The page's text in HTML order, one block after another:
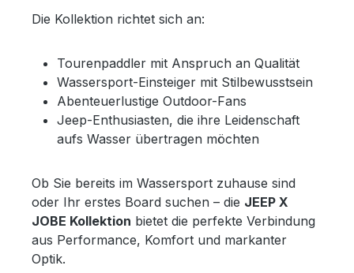
Die Kollektion richtet sich an:
Tourenpaddler mit Anspruch an Qualität
Wassersport-Einsteiger mit Stilbewusstsein
Abenteuerlustige Outdoor-Fans
Jeep-Enthusiasten, die ihre Leidenschaft
aufs Wasser übertragen möchten
Ob Sie bereits im Wassersport zuhause sind
oder Ihr erstes Board suchen – die JEEP X
JOBE Kollektion bietet die perfekte Verbindung
aus Performance, Komfort und markanter
Optik.